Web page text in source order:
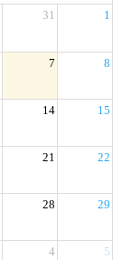
31 1
7 8
14 15
21 22
28 29
4 5